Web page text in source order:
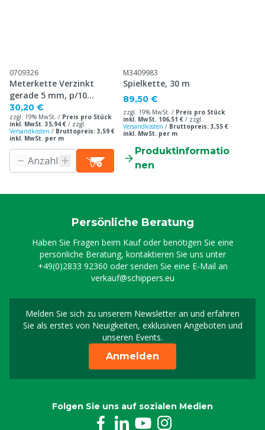
0709326
Meterkette Verzinkt
gerade 5 mm, p/10
Meters
30,20 €
zzgl. 19% MwSt. / Preis pro Stück
inkl. MwSt. 35,94 € / zzgl.
Versandkosten / Bruttopreis: 3,59 €
inkl. MwSt. per m
M3409983
Spielkette, 30 m
89,50 €
zzgl. 19% MwSt. / Preis pro Stück
inkl. MwSt. 106,51 € / zzgl.
Versandkosten / Bruttopreis: 3,55 €
inkl. MwSt. per m
Produktinformatio
nen
Persönliche Beratung
Haben Sie Fragen beim Kauf oder benötigen Sie eine
persönliche Beratung, kontaktieren Sie uns unter
+49(0)2833 92360 oder senden Sie eine E-Mail an
verkauf@schippers.eu
Melden Sie sich zu unserem Newsletter an und erfahren
Sie als erstes von Neuigkeiten, exklusiven Angeboten und
unseren Events.
Melden Sie sich für
Anmelden
Folgen Sie uns auf sozialen Medien